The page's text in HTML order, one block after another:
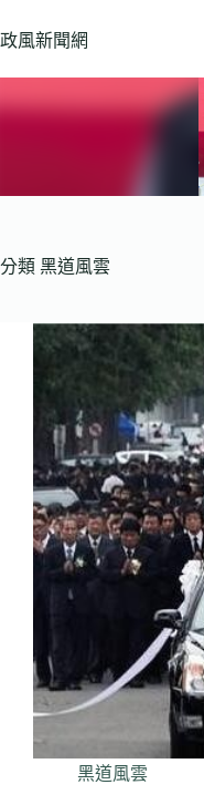
至
政風新聞網
分類 黑道風雲
黑道風雲